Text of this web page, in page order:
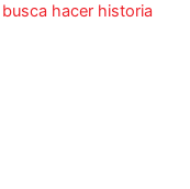
hacer historia